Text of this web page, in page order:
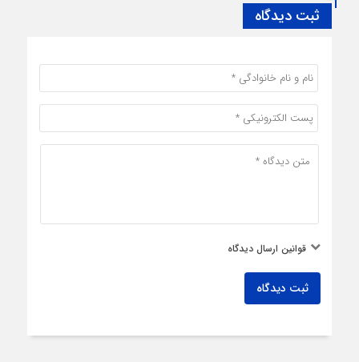
ثبت دیدگاه
قوانین ارسال دیدگاه
ثبت دیدگاه